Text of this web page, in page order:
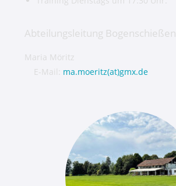
Abteilungsleitung Bogenschießen
Maria Möritz
E-Mail: ma.moeritz(at)gmx.de